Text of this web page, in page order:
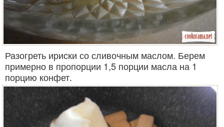
Разогреть ириски со сливочным маслом. Берем
примерно в пропорции 1,5 порции масла на 1
порцию конфет.